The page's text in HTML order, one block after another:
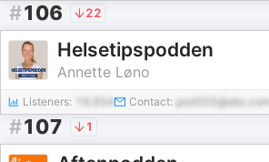
#106 22
Helsetipspodden
Annette Løno
Listeners: 19,954 Contact: pod355@abc.com
#107 1